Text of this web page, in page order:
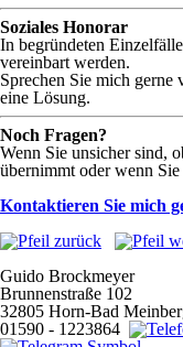
Soziales Honorar
In begründeten
vereinbart werden.
Sprechen Sie mich
eine Lösung.
Noch Fragen?
Wenn Sie unsicher sind,
übernimmt oder wenn
Kontaktieren Sie mich
Guido Brockmeyer
Brunnenstraße 102
32805 Horn-Bad
01590 - 1223864